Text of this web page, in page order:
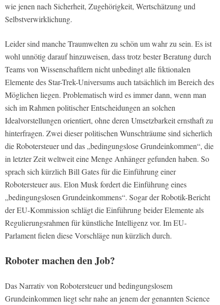
wie jenen nach Sicherheit, Zugehörigkeit, Wertschätzung und
Selbstverwirklichung.
Leider sind manche Traumwelten zu schön um wahr zu sein. Es ist
wohl unnötig darauf hinzuweisen, dass trotz bester Beratung durch
Teams von Wissenschaftlern nicht unbedingt alle fiktionalen
Elemente des Star-Trek-Universums auch tatsächlich im Bereich des
Möglichen liegen. Problematisch wird es immer dann, wenn man
sich im Rahmen politischer Entscheidungen an solchen
Idealvorstellungen orientiert, ohne deren Umsetzbarkeit ernsthaft zu
hinterfragen. Zwei dieser politischen Wunschträume sind sicherlich
die Robotersteuer und das „bedingungslose Grundeinkommen“, die
in letzter Zeit weltweit eine Menge Anhänger gefunden haben. So
sprach sich kürzlich Bill Gates für die Einführung einer
Robotersteuer aus. Elon Musk fordert die Einführung eines
„bedingungslosen Grundeinkommens“. Sogar der Robotik-Bericht
der EU-Kommission schlägt die Einführung beider Elemente als
Regulierungsrahmen für künstliche Intelligenz vor. Im EU-
Parlament fielen diese Vorschläge nun kürzlich durch.
Roboter machen den Job?
Das Narrativ von Robotersteuer und bedingungslosem
Grundeinkommen liegt sehr nahe an jenem der genannten Science